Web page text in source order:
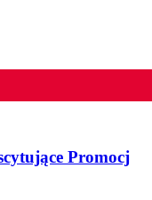
Promocj